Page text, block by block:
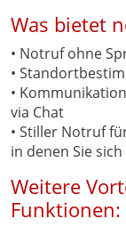
Was bietet
• Notruf ohne
•
•
via Chat
• Stiller Notruf
in denen Sie
Weitere
Funktionen: